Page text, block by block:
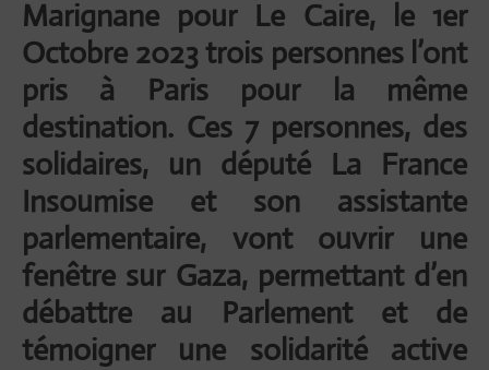
Marignane pour Le Caire, le 1er
Octobre 2023 trois personnes l’ont
pris à Paris pour la même
destination. Ces 7 personnes, des
solidaires, un député La France
Insoumise et son assistante
parlementaire, vont ouvrir une
fenêtre sur Gaza, permettant d’en
débattre au Parlement et de
témoigner une solidarité active